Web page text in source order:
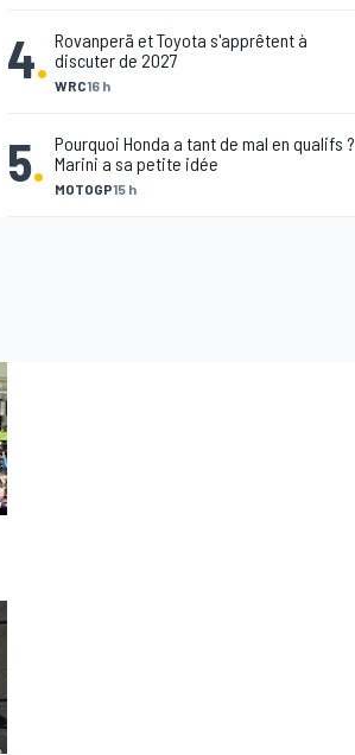
4. WRC16 h
Rovanperä et Toyota s'apprêtent à
discuter de 2027
5. MOTOGP15 h
Pourquoi Honda a tant de mal en qualifs ?
Marini a sa petite idée